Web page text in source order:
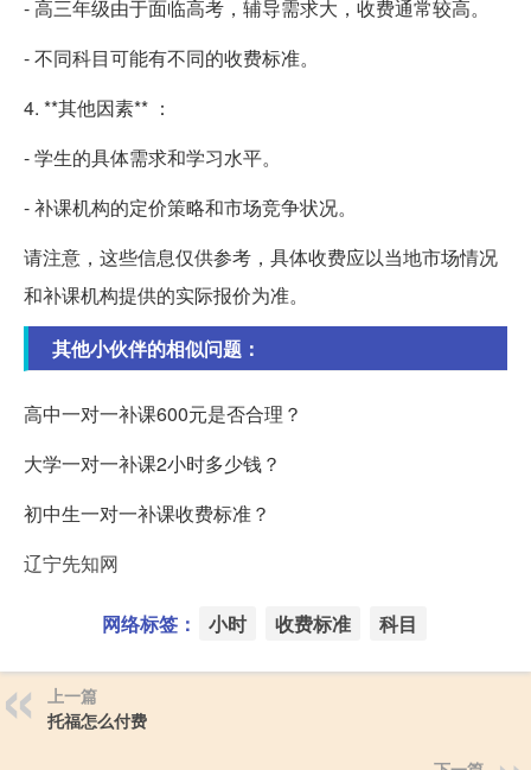
- 高三年级由于面临高考，辅导需求大，收费通常较高。
- 不同科目可能有不同的收费标准。
4. **其他因素** ：
- 学生的具体需求和学习水平。
- 补课机构的定价策略和市场竞争状况。
请注意，这些信息仅供参考，具体收费应以当地市场情况
和补课机构提供的实际报价为准。
其他小伙伴的相似问题：
高中一对一补课600元是否合理？
大学一对一补课2小时多少钱？
初中生一对一补课收费标准？
辽宁先知网
网络标签： 小时 收费标准 科目
上一篇
托福怎么付费